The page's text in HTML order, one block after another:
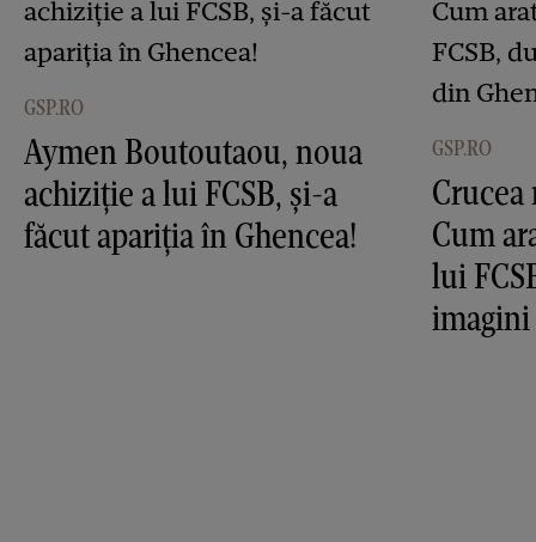
GSP.RO
Aymen Boutoutaou, noua
achiziție a lui FCSB, și-a
făcut apariția în Ghencea!
GSP.RO
Crucea
Cum
lui
imagini